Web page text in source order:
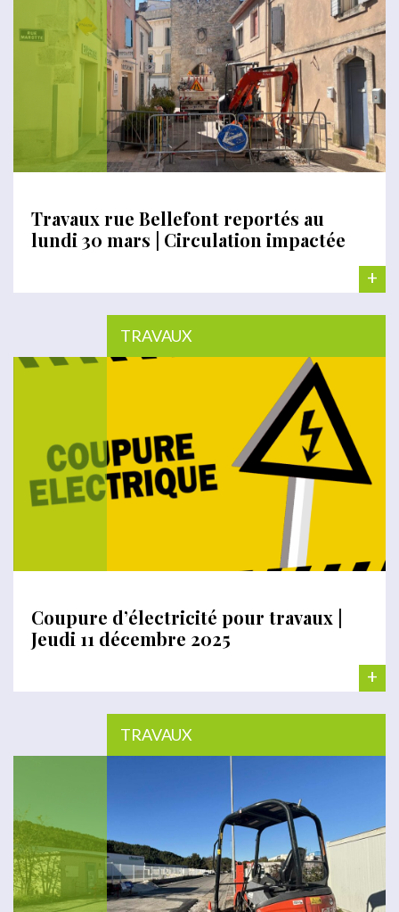
Travaux rue Bellefont reportés au
lundi 30 mars | Circulation impactée
+
TRAVAUX
Coupure d’électricité pour travaux |
Jeudi 11 décembre 2025
+
TRAVAUX